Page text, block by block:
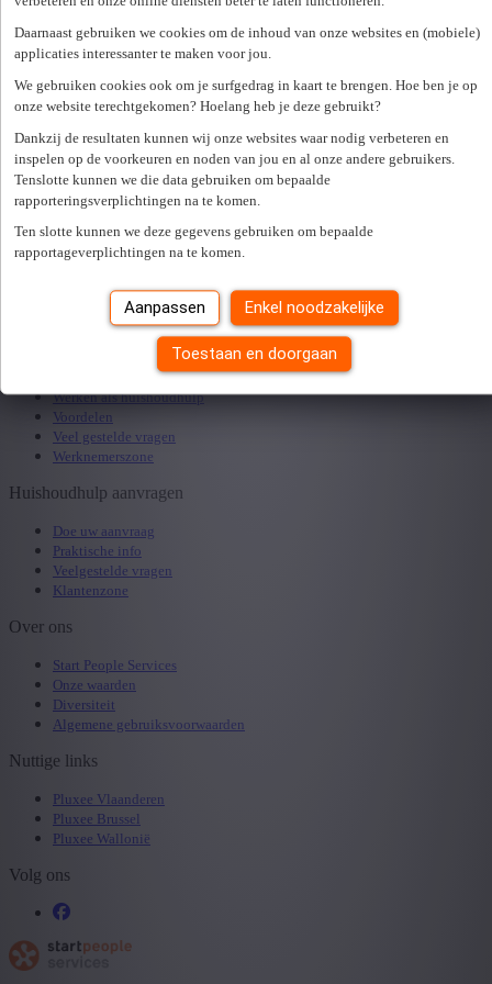
Daarnaast gebruiken we cookies om de inhoud van onze websites en (mobiele)
applicaties interessanter te maken voor jou.
We gebruiken cookies ook om je surfgedrag in kaart te brengen. Hoe ben je op
onze website terechtgekomen? Hoelang heb je deze gebruikt?
Dankzij de resultaten kunnen wij onze websites waar nodig verbeteren en
inspelen op de voorkeuren en noden van jou en al onze andere gebruikers.
Tenslotte kunnen we die data gebruiken om bepaalde
rapporteringsverplichtingen na te komen.
Ten slotte kunnen we deze gegevens gebruiken om bepaalde
rapportageverplichtingen na te komen.
Aanpassen Enkel noodzakelijke
Toestaan en doorgaan
ma op afspraak
di
wo op afspraak
do op afspraak
vr
op afspraak
za
gesloten
zo gesloten
Maak een afspraak
Er is een fout opgetreden. Gelieve later opnieuw te proberen.
Zoek een kantoor in je buurt
Werken als huishoudhulp
Voordelen
Veel gestelde vragen
Werknemerszone
Huishoudhulp aanvragen
Doe uw aanvraag
Praktische info
Veelgestelde vragen
Klantenzone
Over ons
Start People Services
Onze waarden
Diversiteit
Algemene gebruiksvoorwaarden
Nuttige links
Pluxee Vlaanderen
Pluxee Brussel
Pluxee Wallonië
Volg ons